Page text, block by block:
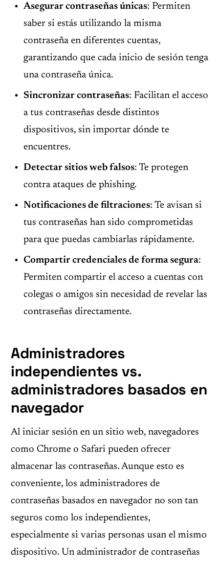
Asegurar contraseñas únicas: Permiten
saber si estás utilizando la misma
contraseña en diferentes cuentas,
garantizando que cada inicio de sesión tenga
una contraseña única.
Sincronizar contraseñas: Facilitan el acceso
a tus contraseñas desde distintos
dispositivos, sin importar dónde te
encuentres.
Detectar sitios web falsos: Te protegen
contra ataques de phishing.
Notificaciones de filtraciones: Te avisan si
tus contraseñas han sido comprometidas
para que puedas cambiarlas rápidamente.
Compartir credenciales de forma segura:
Permiten compartir el acceso a cuentas con
colegas o amigos sin necesidad de revelar las
contraseñas directamente.
Administradores
independientes vs.
administradores basados en
navegador
Al iniciar sesión en un sitio web, navegadores
como Chrome o Safari pueden ofrecer
almacenar las contraseñas. Aunque esto es
conveniente, los administradores de
contraseñas basados en navegador no son tan
seguros como los independientes,
especialmente si varias personas usan el mismo
dispositivo. Un administrador de contraseñas